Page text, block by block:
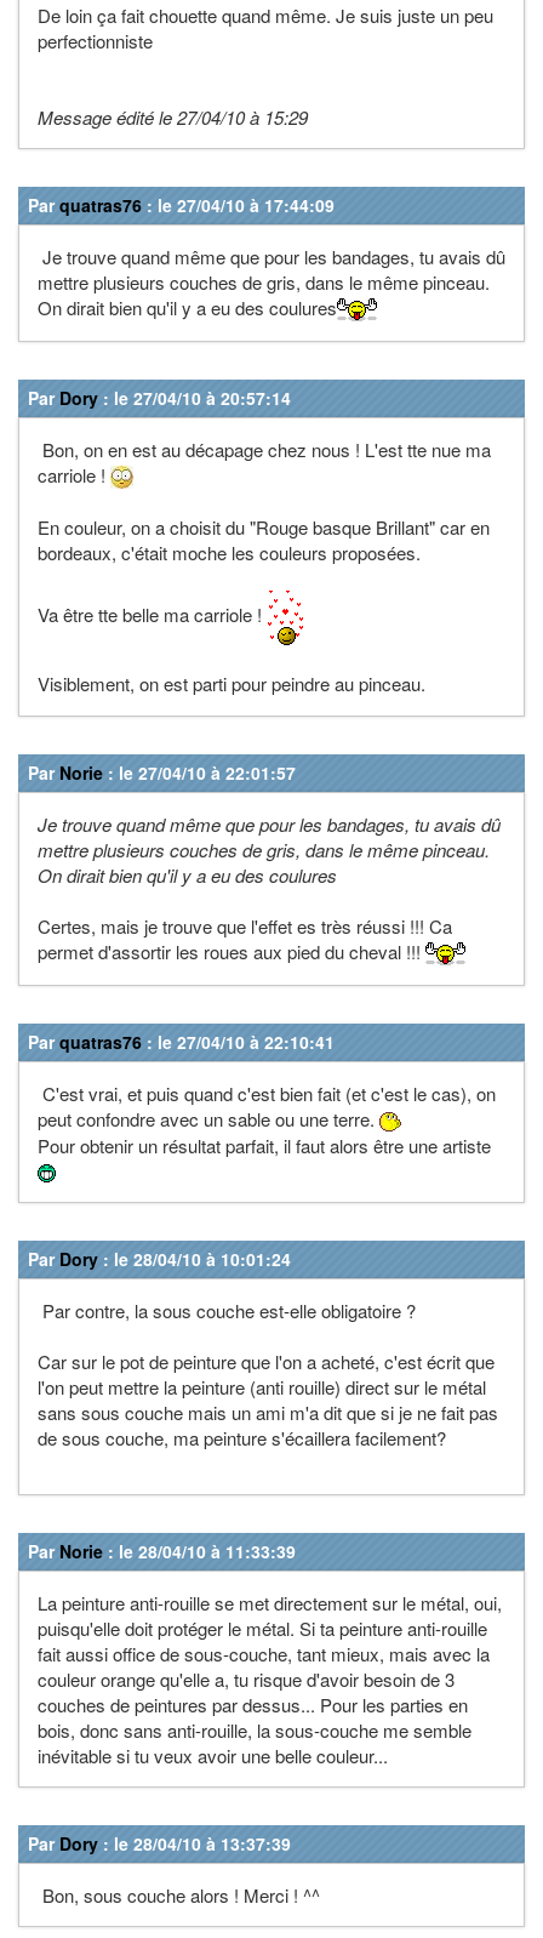
De loin ça fait chouette quand même. Je suis juste un peu
perfectionniste
Message édité le 27/04/10 à 15:29
Parquatras76 : le 27/04/10 à 17:44:09
Je trouve quand même que pour les bandages, tu avais dû
mettre plusieurs couches de gris, dans le même pinceau.
On dirait bien qu'il y a eu des coulures
Par Dory : le 27/04/10 à 20:57:14
Bon, on en est au décapage chez nous ! L'est tte nue ma
carriole !
En couleur, on a choisit du "Rouge basque Brillant" car en
bordeaux, c'était moche les couleurs proposées.
Va être tte belle ma carriole !
Visiblement, on est parti pour peindre au pinceau.
Par Norie : le 27/04/10 à 22:01:57
Je trouve quand même que pour les bandages, tu avais dû
mettre plusieurs couches de gris, dans le même pinceau.
On dirait bien qu'il y a eu des coulures
Certes, mais je trouve que l'effet es très réussi !!! Ca
permet d'assortir les roues aux pied du cheval !!!
Parquatras76 : le 27/04/10 à 22:10:41
C'est vrai, et puis quand c'est bien fait (et c'est le cas), on
peut confondre avec un sable ou une terre.
Pour obtenir un résultat parfait, il faut alors être une artiste
Par Dory : le 28/04/10 à 10:01:24
Par contre, la sous couche est-elle obligatoire ?
Car sur le pot de peinture que l'on a acheté, c'est écrit que
l'on peut mettre la peinture (anti rouille) direct sur le métal
sans sous couche mais un ami m'a dit que si je ne fait pas
de sous couche, ma peinture s'écaillera facilement?
Par Norie : le 28/04/10 à 11:33:39
La peinture anti-rouille se met directement sur le métal, oui,
puisqu'elle doit protéger le métal. Si ta peinture anti-rouille
fait aussi office de sous-couche, tant mieux, mais avec la
couleur orange qu'elle a, tu risque d'avoir besoin de 3
couches de peintures par dessus... Pour les parties en
bois, donc sans anti-rouille, la sous-couche me semble
inévitable si tu veux avoir une belle couleur...
Par Dory : le 28/04/10 à 13:37:39
Bon, sous couche alors ! Merci ! ^^